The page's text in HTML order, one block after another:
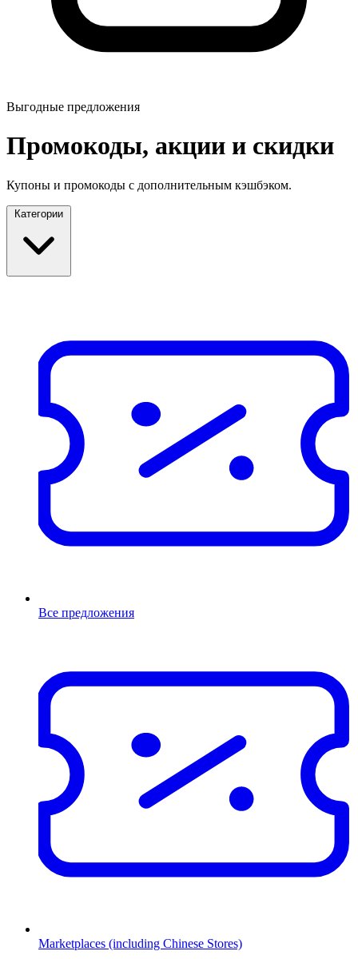
Выгодные предложения
Промокоды, акции и скидки
Купоны и промокоды с дополнительным кэшбэком.
Категории
Все предложения
Marketplaces (including Chinese Stores)